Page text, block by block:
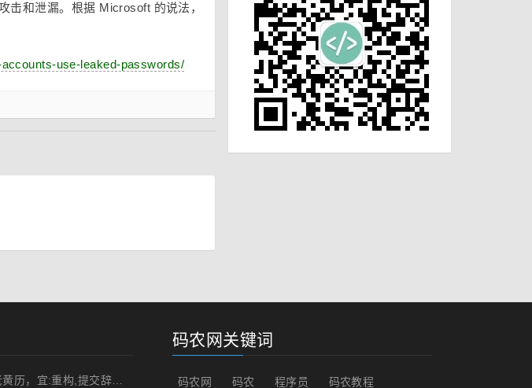
击和泄漏。根据 Microsoft 的说法，
use-leaked-passwords/
2026年8月07日 程序员老黄历，宜:重构,提交辞职申请,申请加薪
码农网关键词
码农网 码农 程序员 码农教程